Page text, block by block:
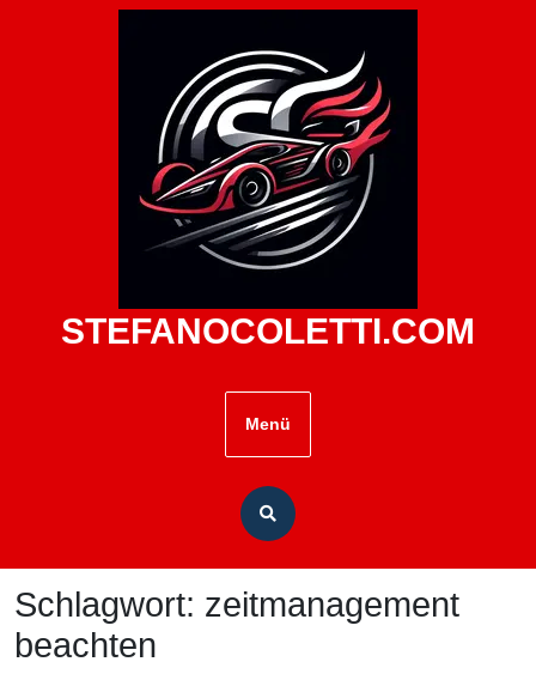
STEFANOCOLETTI.COM
Menü
Schlagwort: zeitmanagement
beachten